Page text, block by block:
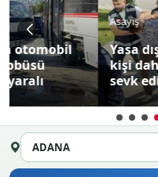
Asayiş
Yasa dışı bahisten 27
kişi daha adliyeye
sevk edildi